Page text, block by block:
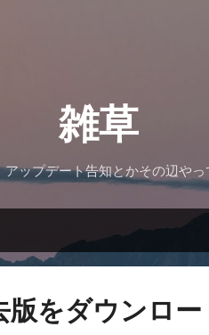
雑草
ップデート告知とかその辺や
をダウンロー